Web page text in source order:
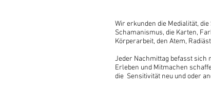
Wir erkunden die Medialität,
Schamanismus, die Karten,
Körperarbeit, den Atem,
Jeder Nachmittag befasst sich
Erleben und Mitmachen
die Sensitivität neu und oder